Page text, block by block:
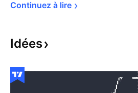
Continuez à lire
Idées